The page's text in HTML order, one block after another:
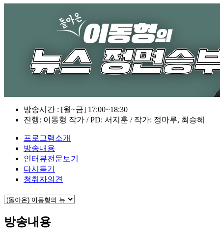
방송시간 : [월~금] 17:00~18:30
진행: 이동형 작가 / PD: 서지훈 / 작가: 정마루, 최승혜
프로그램소개
방송내용
인터뷰전문보기
다시듣기
청취자의견
방송내용